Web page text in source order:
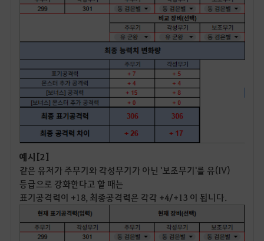
예시[2]
같은 유저가 주무기와 각성무기가 아닌 '보조무기'를 유(IV)
등급으로 강화한다고 할 때는
표기공격력이 +18, 최종공격력은 각각 +4/+13 이 됩니다.